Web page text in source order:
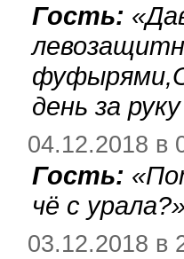
Гость: «
день за
04.12.2018 в
Гость: «
чё с урала?»
03.12.2018 в